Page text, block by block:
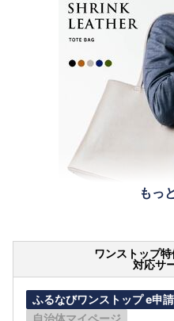
もっ
ワンストップ
対応サ
ふるなびワンストップ e申請